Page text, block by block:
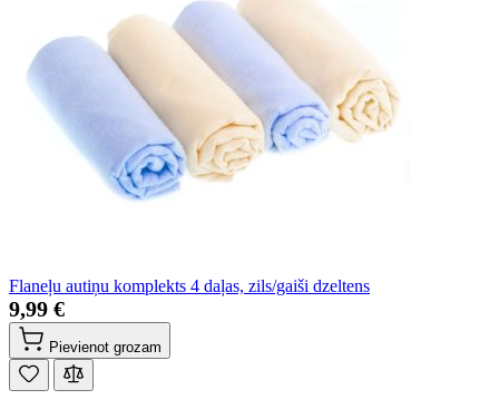
Flaneļu autiņu komplekts 4 daļas, zils/gaiši dzeltens
9,99 €
Pievienot grozam